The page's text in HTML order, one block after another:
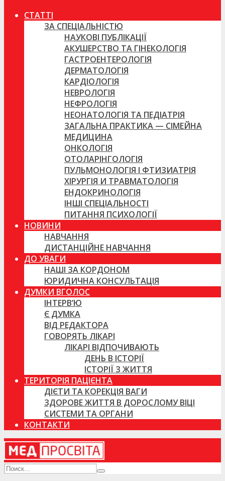
СТАТТІ
ЗА СПЕЦІАЛЬНІСТЮ
НАУКОВІ ПУБЛІКАЦІЇ
АКУШЕРСТВО ТА ГІНЕКОЛОГІЯ
ГАСТРОЕНТЕРОЛОГІЯ
ДЕРМАТОЛОГІЯ
КАРДІОЛОГІЯ
НЕВРОЛОГІЯ
НЕФРОЛОГІЯ
НЕОНАТОЛОГІЯ ТА ПЕДІАТРІЯ
ЗАГАЛЬНА ПРАКТИКА — СІМЕЙНА
МЕДИЦИНА
ОНКОЛОГІЯ
ОТОЛАРІНГОЛОГІЯ
ПУЛЬМОНОЛОГІЯ І ФТИЗИАТРІЯ
ХІРУРГІЯ И ТРАВМАТОЛОГІЯ
ЕНДОКРИНОЛОГІЯ
ІНШІ СПЕЦІАЛЬНОСТІ
ПИТАННЯ ПСИХОЛОГІЇ
НОВИНИ
НАВЧАННЯ
ДИСТАНЦІЙНЕ НАВЧАННЯ
ДО УВАГИ
НАШІ ЗА КОРДОНОМ
ЮРИДИЧНА КОНСУЛЬТАЦІЯ
ДУМКИ ВГОЛОС
ІНТЕРВ’Ю
Є ДУМКА
ВІД РЕДАКТОРА
ГОВОРЯТЬ ЛІКАРІ
ЛІКАРІ ВІДПОЧИВАЮТЬ
ДЕНЬ В ІСТОРІЇ
ІСТОРІЇ З ЖИТТЯ
ТЕРИТОРІЯ ПАЦІЄНТА
ДІЄТИ ТА КОРЕКЦІЯ ВАГИ
ЗДОРОВЕ ЖИТТЯ В ДОРОСЛОМУ ВІЦІ
СИСТЕМИ ТА ОРГАНИ
КОНТАКТИ